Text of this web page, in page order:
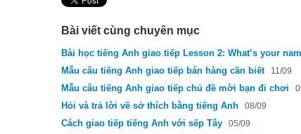
Bài viết cùng chuyên mục
Bài học tiếng Anh giao tiếp Lesson 2: What’s your
Mẫu câu tiếng Anh giao tiếp bán hàng cần biết 11/09
Mẫu câu tiếng Anh giao tiếp chủ đề mời bạn đi chơi
Hỏi và trả lời về sở thích bằng tiếng Anh 08/09
Cách giao tiếp tiếng Anh với sếp Tây 05/09